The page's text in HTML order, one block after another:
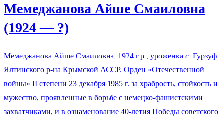
Мемеджанова Айше Смаиловна
(1924 — ?)
Мемеджанова Айше Смаиловна, 1924 г.р., уроженка с. Гурзуф
Ялтинского р-на Крымской АССР. Орден «Отечественной
войны» II степени 23 декабря 1985 г. за храбрость, стойкость и
мужество, проявленные в борьбе с немецко-фашистскими
захватчиками, и в ознаменование 40-летия Победы советского